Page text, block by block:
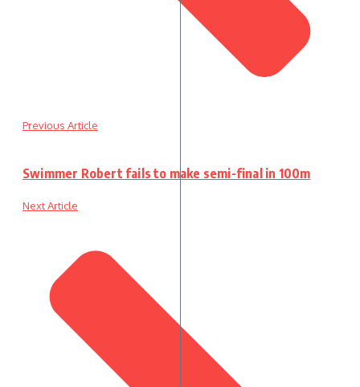
Previous Article
Swimmer Robert fails to make semi-final in 100m
Next Article